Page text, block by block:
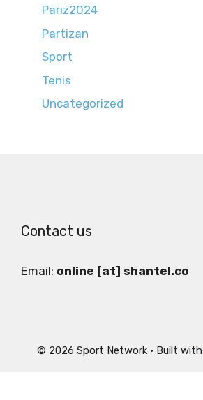
Pariz2024
Partizan
Sport
Tenis
Uncategorized
Contact us
Email: online [at] shantel.co
© 2026 Sport Network• Built with